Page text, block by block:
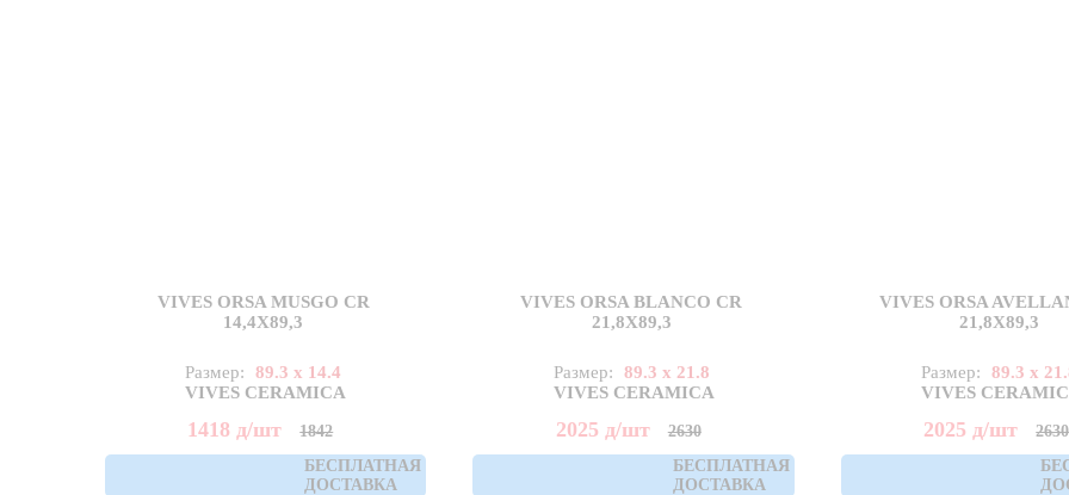
VIVES ORSA MUSGO CR
14,4X89,3
Размер:
89.3 x 14.4
VIVES CERAMICA
1418 д/шт
1842
БЕСПЛАТНАЯ
ДОСТАВКА
VIVES ORSA BLANCO CR
21,8X89,3
Размер:
89.3 x 21.8
VIVES CERAMICA
2025 д/шт
2630
БЕСПЛАТНАЯ
ДОСТАВКА
VIVES ORSA
21,8X89,3
Размер:
89.3 x
VIVES
2025 д/шт
2630